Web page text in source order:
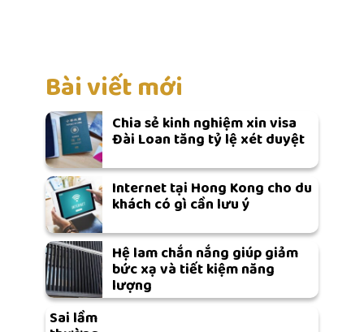
Bài viết mới
Chia sẻ kinh nghiệm xin visa
Đài Loan tăng tỷ lệ xét duyệt
Internet tại Hong Kong cho du
khách có gì cần lưu ý
Hệ lam chắn nắng giúp giảm
bức xạ và tiết kiệm năng
lượng
Sai lầm